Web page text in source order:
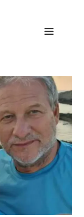
Menu